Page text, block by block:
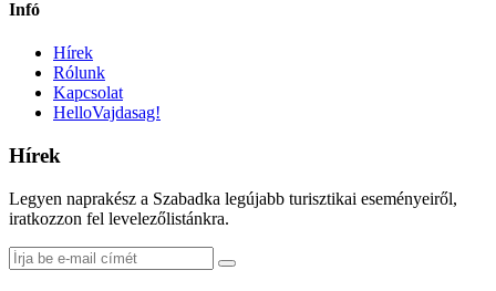
Infó
Hírek
Rólunk
Kapcsolat
HelloVajdasag!
Hírek
Legyen naprakész a Szabadka legújabb turisztikai eseményeiről,
iratkozzon fel levelezőlistánkra.